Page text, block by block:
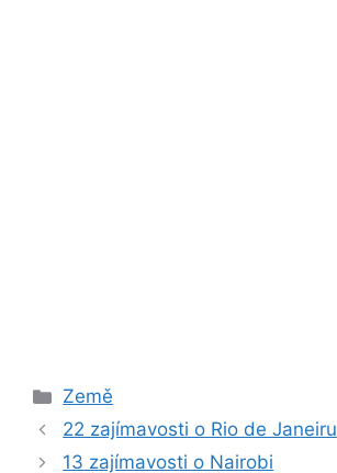
Rubriky
Země
22 zajímavosti o Rio de Janeiru
13 zajímavosti o Nairobi